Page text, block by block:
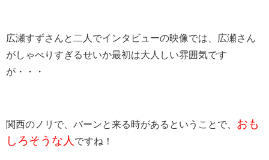
広瀬すずさんと二人でインタビューの映像では、広瀬さん
がしゃべりすぎるせいか最初は大人しい雰囲気です
が・・・
関西のノリで、バーンと来る時があるということで、 おも
しろそうな人 ですね！